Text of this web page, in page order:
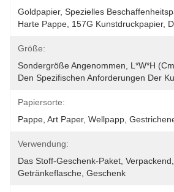
Goldpapier, Spezielles
Harte Pappe, 157G Kunstdruckpapier,
Größe:
Sondergröße Angenommen, L*W*H
Den Spezifischen Anforderungen Der
Papiersorte:
Pappe, Art Paper, Wellpapp,
Verwendung:
Das Stoff-Geschenk-Paket,
Getränkeflasche, Geschenk